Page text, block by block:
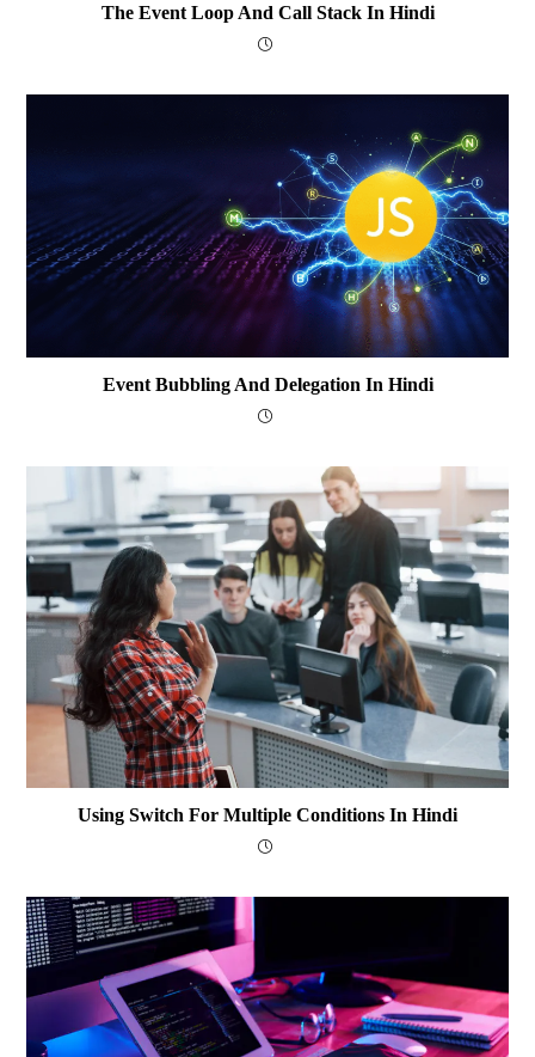
The Event Loop And Call Stack In Hindi
Event Bubbling And Delegation In Hindi
Using Switch For Multiple Conditions In Hindi